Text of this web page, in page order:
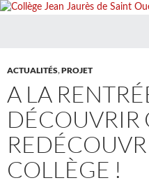
CONTENU
ACTUALITÉS,PROJET
A LA
DÉCOUVRIR
COLLÈGE !